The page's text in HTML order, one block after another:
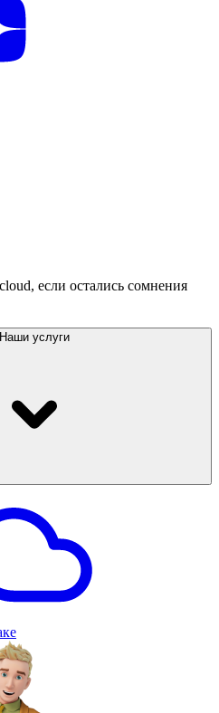
если остались сомнения
Наши услуги